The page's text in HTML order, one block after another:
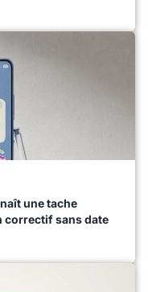
une tache
correctif sans date